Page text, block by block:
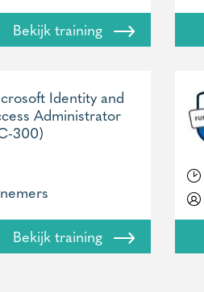
Bekijk training
Identity and
Administrator
300)
Bekijk training